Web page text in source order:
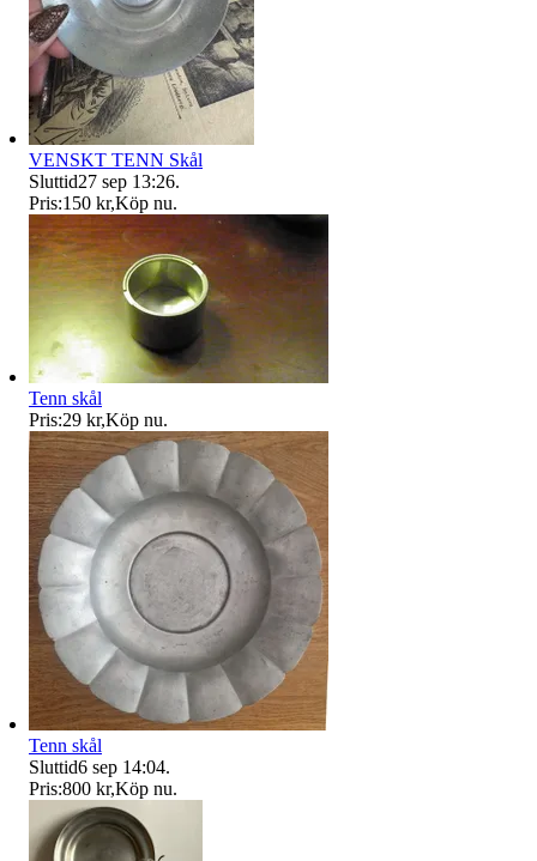
VENSKT TENN Skål
Sluttid27 sep 13:26.
Pris:150 kr,Köp nu.
Tenn skål
Pris:29 kr,Köp nu.
Tenn skål
Sluttid6 sep 14:04.
Pris:800 kr,Köp nu.